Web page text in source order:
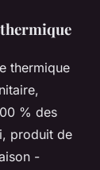
thermique
% des
produit de
-